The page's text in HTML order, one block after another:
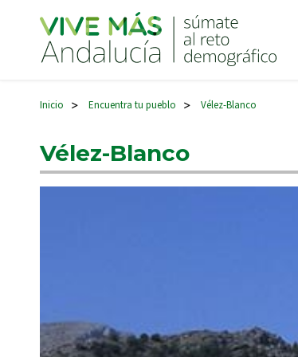
Navegación principal
Inicio > Encuentra tu pueblo > Vélez-Blanco
Vélez-Blanco